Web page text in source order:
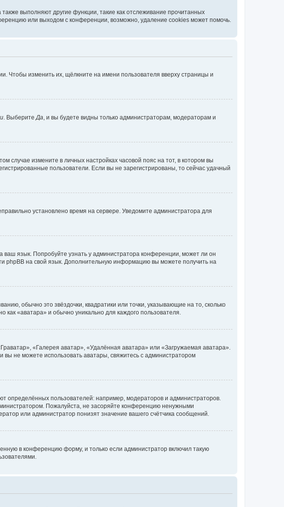
выполняют другие функции, такие как отслеживание прочитанных
или выходом с конференции, возможно, удаление cookies может помочь.
Чтобы изменить их, щёлкните на имени пользователя вверху страницы и
. Выберите Да , и вы будете видны только администраторам, модераторам и
случае измените в личных настройках часовой пояс на тот, в котором вы
пользователи. Если вы не зарегистрированы, то сейчас удачный
установлено время на сервере. Уведомите администратора для
язык. Попробуйте узнать у администратора конференции, может ли он
phpBB на свой язык. Дополнительную информацию вы можете получить на
обычно это звёздочки, квадратики или точки, указывающие на то, сколько
«аватара» и обычно уникально для каждого пользователя.
«Галерея аватар», «Удалённая аватара» или «Загружаемая аватара».
вы не можете использовать аватары, свяжитесь с администратором
пользователей: например, модераторов и администраторов.
Пожалуйста, не засоряйте конференцию ненужными
или администратор понизят значение вашего счётчика сообщений.
в конференцию форму, и только если администратор включил такую